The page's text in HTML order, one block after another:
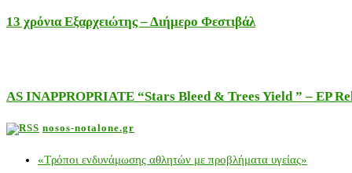
13 χρόνια Εξαρχειώτης – Διήμερο Φεστιβάλ
AS INAPPROPRIATE “Stars Bleed & Trees Yield ” – EP
nosos-notalone.gr
«Τρόποι ενδυνάμωσης αθλητών με προβλήματα υγείας»